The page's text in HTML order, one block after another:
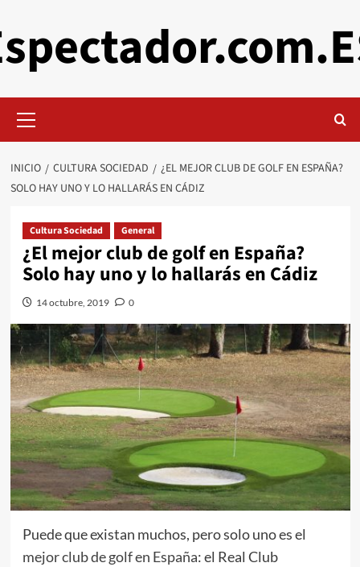
al
contenido
primario
INICIO CULTURA SOCIEDAD
¿EL MEJOR CLUB DE GOLF EN ESPAÑA?
SOLO HAY UNO Y LO HALLARÁS EN CÁDIZ
Cultura Sociedad General
¿El mejor club de golf en España?
Solo hay uno y lo hallarás en Cádiz
14 octubre, 2019 0
Puede que existan muchos, pero solo uno es el
mejor club de golf en España: el Real Club